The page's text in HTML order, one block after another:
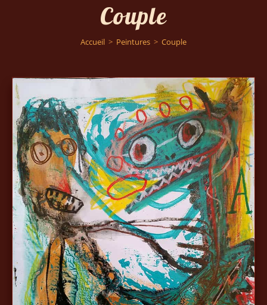
Couple
Accueil > Peintures > Couple